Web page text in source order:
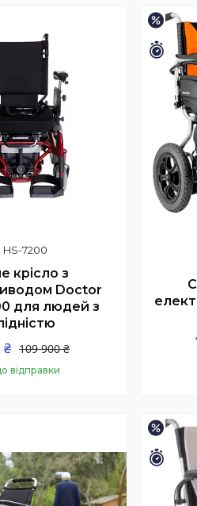
HS-7200
крісло з
Doctor
для людей з
109 900 ₴
₴
відправки
–6%
–5%